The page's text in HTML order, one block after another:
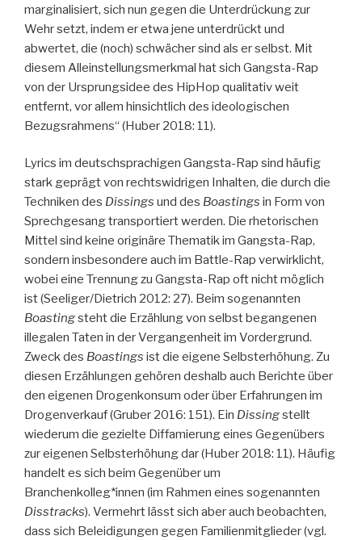
marginalisiert, sich nun gegen die Unterdrückung zur
Wehr setzt, indem er etwa jene unterdrückt und
abwertet, die (noch) schwächer sind als er selbst. Mit
diesem Alleinstellungsmerkmal hat sich Gangsta-Rap
von der Ursprungsidee des HipHop qualitativ weit
entfernt, vor allem hinsichtlich des ideologischen
Bezugsrahmens“ (Huber 2018: 11).
Lyrics im deutschsprachigen Gangsta-Rap sind häufig
stark geprägt von rechtswidrigen Inhalten, die durch die
Techniken des Dissings und des Boastings in Form von
Sprechgesang transportiert werden. Die rhetorischen
Mittel sind keine originäre Thematik im Gangsta-Rap,
sondern insbesondere auch im Battle-Rap verwirklicht,
wobei eine Trennung zu Gangsta-Rap oft nicht möglich
ist (Seeliger/Dietrich 2012: 27). Beim sogenannten
Boastingsteht die Erzählung von selbst begangenen
illegalen Taten in der Vergangenheit im Vordergrund.
Zweck des Boastings ist die eigene Selbsterhöhung. Zu
diesen Erzählungen gehören deshalb auch Berichte über
den eigenen Drogenkonsum oder über Erfahrungen im
Drogenverkauf (Gruber 2016: 151). Ein Dissingstellt
wiederum die gezielte Diffamierung eines Gegenübers
zur eigenen Selbsterhöhung dar (Huber 2018: 11). Häufig
handelt es sich beim Gegenüber um
Branchenkolleg*innen (im Rahmen eines sogenannten
Disstracks). Vermehrt lässt sich aber auch beobachten,
dass sich Beleidigungen gegen Familienmitglieder (vgl.